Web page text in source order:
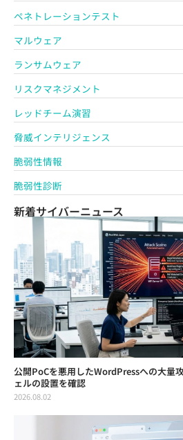
ペネトレーションテスト
マルウェア
ランサムウェア
リスクマネジメント
レッドチーム演習
脅威インテリジェンス
脆弱性情報
脆弱性診断
新着サイバーニュース
公開PoCを悪用したWordPressへの大
ェルの設置を確認
2026.08.02